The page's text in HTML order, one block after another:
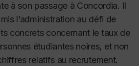
à son passage à Concordia. Il
l’administration au défi de
concrets concernant le taux de
étudiantes noires, et non
relatifs au recrutement.